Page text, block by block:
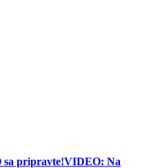
sa pripravte!VIDEO: Na